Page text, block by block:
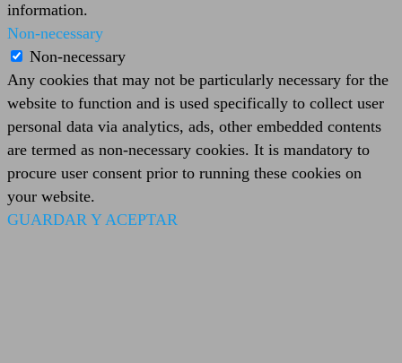
information.
Non-necessary
Non-necessary
Any cookies that may not be particularly necessary for the
website to function and is used specifically to collect user
personal data via analytics, ads, other embedded contents
are termed as non-necessary cookies. It is mandatory to
procure user consent prior to running these cookies on
your website.
GUARDAR Y ACEPTAR